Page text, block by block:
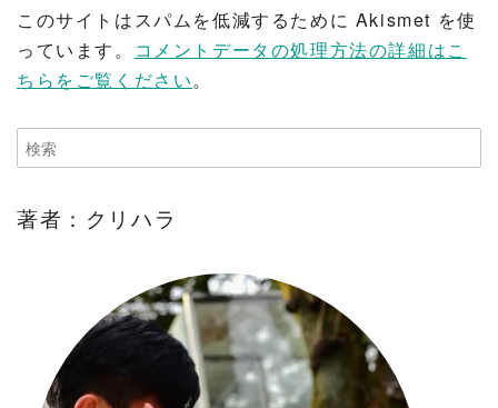
このサイトはスパムを低減するために Akismet を使
っています。
コメントデータの処理方法の詳細はこ
ちらをご覧ください。
著者：クリハラ